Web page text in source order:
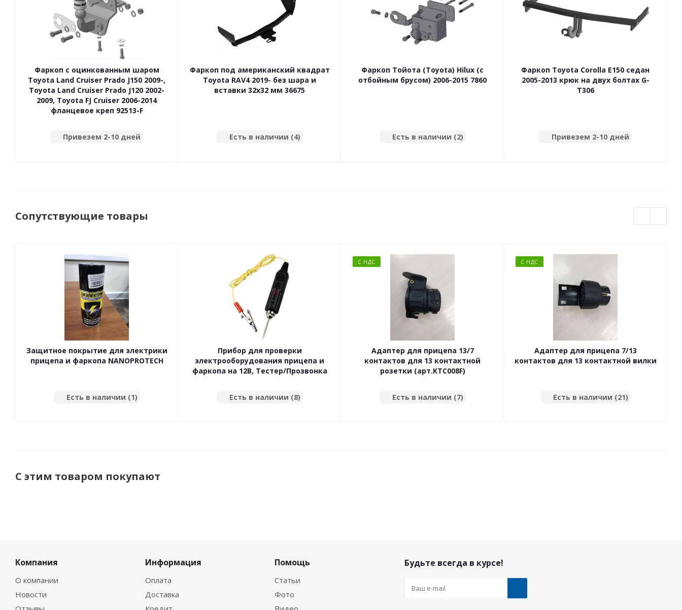
Фаркоп с оцинкованным шаром
Toyota Land Cruiser Prado J150 2009-,
Toyota Land Cruiser Prado J120 2002-
2009, Toyota FJ Cruiser 2006-2014
фланцевое креп 92513-F
Привезем 2-10 дней
Фаркоп под американский квадрат
Toyota RAV4 2019- без шара и
вставки 32x32 мм 36675
Есть в наличии (4)
Фаркоп Тойота (Toyota) Hilux (с
отбойным брусом) 2006-2015 7860
Есть в наличии (2)
Фаркоп Toyota Corolla E150 седан
2005-2013 крюк на двух болтах G-
T306
Привезем 2-10 дней
Сопутствующие товары
Защитное покрытие для электрики
прицепа и фаркопа NANOPROTECH
Есть в наличии (1)
Прибор для проверки
электрооборудования прицепа и
фаркопа на 12В, Тестер/Прозвонка
Есть в наличии (8)
С НДС
Адаптер для прицепа 13/7
контактов для 13 контактной
розетки (арт.KTC008F)
Есть в наличии (7)
С НДС
Адаптер для прицепа 7/13
контактов для 13 контактной вилки
Есть в наличии (21)
С этим товаром покупают
Компания
О компании
Новости
Информация
Оплата
Доставка
Помощь
Статьи
Фото
Будьте всегда в курсе!